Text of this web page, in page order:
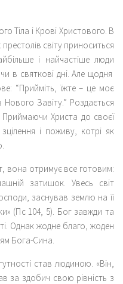
Тіла і Крові Христового. В
світу приноситься
і найчастіше люди
в святкові дні. Але щодня
“Прийміть, їжте – це моє
Завіту.” Роздається
Приймаючи Христа до своєї
і поживу, котрі як
вона отримує все готовим:
затишок. Увесь світ
заснував землю на її
(Пс 104, 5). Бог завжди та
Однак жодне благо, жоден
Бога-Сина.
став людиною. «Він,
за здобич свою рівність з